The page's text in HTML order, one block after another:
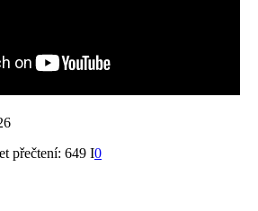
přečtení: 649 I0